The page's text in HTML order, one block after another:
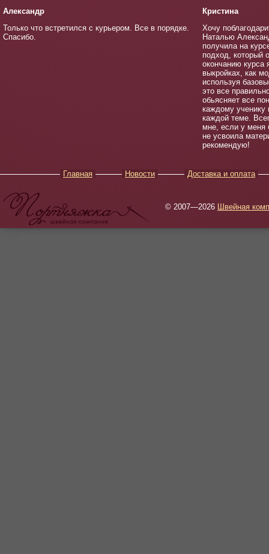
Александр
Только что встретился с курьером. Все в порядке.
Спасибо.
Кристина
Хочу
Наталью
получила на
подход, который
окончанию курса
выкройках, как
используя
это все
обьясняет все
каждому ученику
каждой теме.
мне, если у меня
не усвоила
рекомендую!
Главная Новости Доставка и оплата
© 2007—2026 Швейная